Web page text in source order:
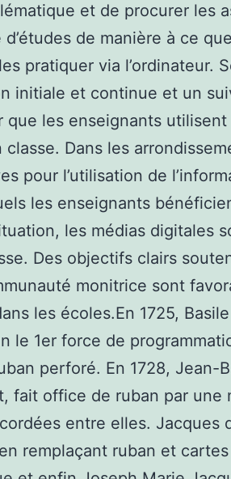
et de procurer les
de manière à ce
pratiquer via l’ordinateur.
initiale et continue et un
que les enseignants
Dans les
pour l’utilisation de
les enseignants
les médias digitales
Des objectifs clairs
monitrice sont
les écoles.En 1725,
le 1er force de
perforé. En 1728, Jean-
fait office de ruban par une
entre elles. Jacques
remplaçant ruban et